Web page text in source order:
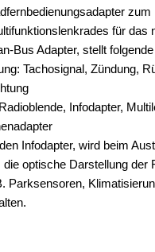
Davidson
für das
Bus Adapter, stellt
Tachosignal, Zündung,
Infodapter,
Infodapter, wird beim
die optische Darstellung der
Parksensoren,